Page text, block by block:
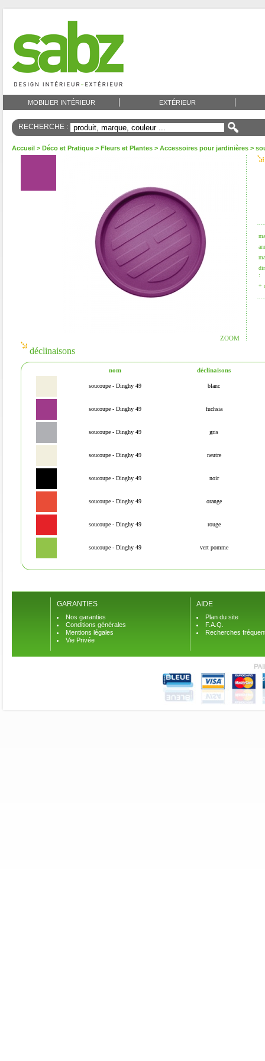
MOBILIER INTÉRIEUR EXTÉRIEUR
RECHERCHE :
Accueil > Déco et Pratique > Fleurs et Plantes > Accessoires pour jardinières >
ZOOM
:
+
déclinaisons
nom déclinaisons
soucoupe - Dinghy 49 blanc
soucoupe - Dinghy 49 fuchsia
soucoupe - Dinghy 49 gris
soucoupe - Dinghy 49 neutre
soucoupe - Dinghy 49 noir
soucoupe - Dinghy 49 orange
soucoupe - Dinghy 49 rouge
soucoupe - Dinghy 49 vert pomme
GARANTIES
Nos garanties
Conditions générales
Mentions légales
Vie Privée
AIDE
Plan du site
F.A.Q.
Recherches